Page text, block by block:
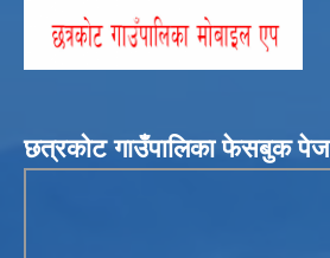
छत्रकोट गाउँपालिका फेसबुक पेज